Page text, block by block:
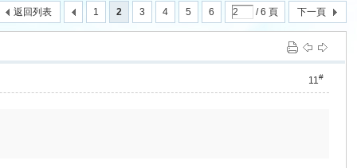
1 2 3 4 5 6 / 6 頁 下一頁
返回列表
11#